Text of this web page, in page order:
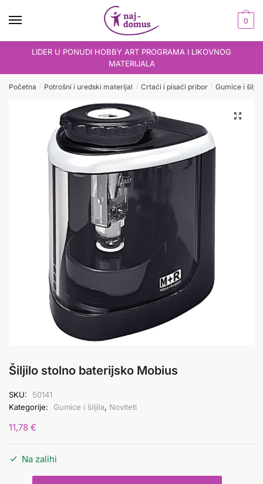
0
LIDER U PONUDI HOBBY ART PROGRAMA I LIKOVNOG
MATERIJALA
Početna / Potrošni i uredski materijal / Crtaći i pisaći pribor / Gumice i šiljila
Šiljilo stolno baterijsko Mobius
SKU:
50141
Kategorije:
Gumice i šiljila, Noviteti
11,78 €
Na zalihi